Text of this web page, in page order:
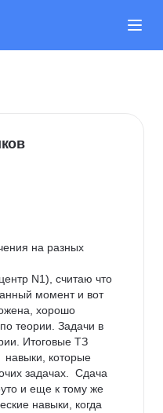
на разных
N1), считаю что
момент и вот
хорошо
теории. Задачи в
Итоговые ТЗ
навыки, которые
задачах.  Сдача
и еще к тому же
навыки, когда